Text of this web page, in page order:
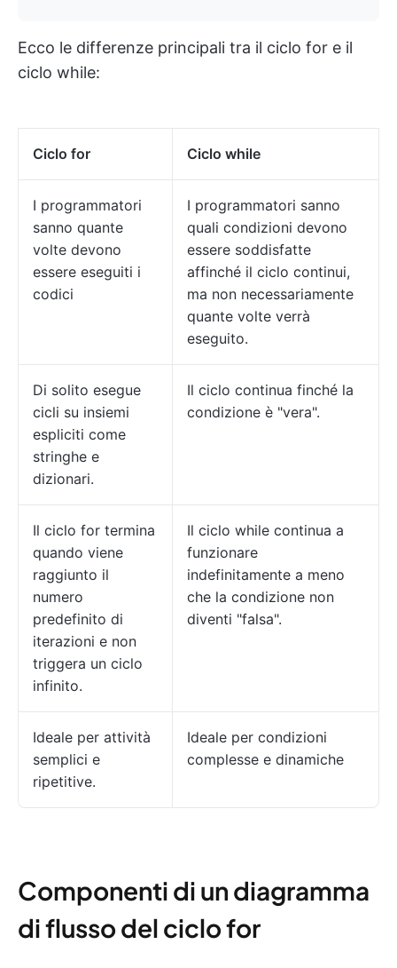
Ecco le differenze principali tra il ciclo for e il
ciclo while:
Ciclo for Ciclo while
I programmatori
sanno quante
volte devono
essere eseguiti i
codici
I programmatori sanno
quali condizioni devono
essere soddisfatte
affinché il ciclo continui,
ma non necessariamente
quante volte verrà
eseguito.
Di solito esegue
cicli su insiemi
espliciti come
stringhe e
dizionari.
Il ciclo continua finché la
condizione è "vera".
Il ciclo for termina
quando viene
raggiunto il
numero
predefinito di
iterazioni e non
triggera un ciclo
infinito.
Il ciclo while continua a
funzionare
indefinitamente a meno
che la condizione non
diventi "falsa".
Ideale per attività
semplici e
ripetitive.
Ideale per condizioni
complesse e dinamiche
Componenti di un diagramma
di flusso del ciclo for